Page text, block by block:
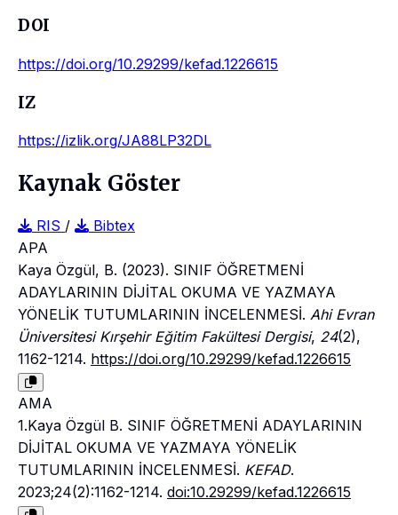
DOI
https://doi.org/10.29299/kefad.1226615
IZ
https://izlik.org/JA88LP32DL
Kaynak Göster
RIS /
Bibtex
APA
Kaya Özgül, B. (2023). SINIF ÖĞRETMENİ
ADAYLARININ DİJİTAL OKUMA VE YAZMAYA
YÖNELİK TUTUMLARININ İNCELENMESİ. Ahi Evran
Üniversitesi Kırşehir Eğitim Fakültesi Dergisi, 24(2),
1162-1214. https://doi.org/10.29299/kefad.1226615
AMA
1.Kaya Özgül B. SINIF ÖĞRETMENİ ADAYLARININ
DİJİTAL OKUMA VE YAZMAYA YÖNELİK
TUTUMLARININ İNCELENMESİ. KEFAD.
2023;24(2):1162-1214. doi:10.29299/kefad.1226615